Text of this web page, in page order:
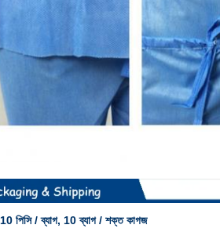
10 পিসি / ব্যাগ, 10 ব্যাগ / শক্ত কাগজ